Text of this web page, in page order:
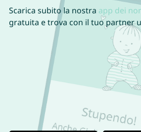
Scarica subito la nostra app dei
gratuita e trova con il tuo partner